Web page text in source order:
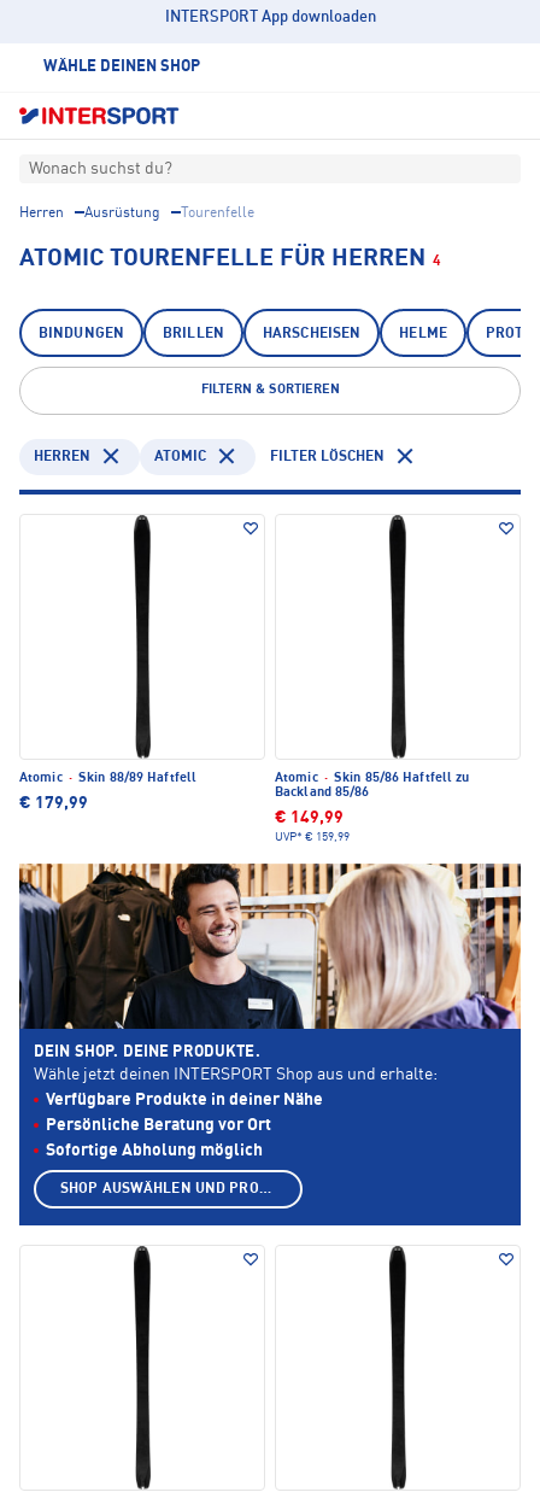
INTERSPORT App downloaden
WÄHLE DEINEN SHOP
Wonach suchst du?
Herren Ausrüstung Tourenfelle
ATOMIC TOURENFELLE FÜR HERREN 4
BINDUNGEN BRILLEN HARSCHEISEN HELME
FILTERN & SORTIEREN
HERREN ATOMIC FILTER LÖSCHEN
Atomic · Skin 88/89 Haftfell
€ 179,99
Atomic · Skin 85/86 Haftfell zu
Backland 85/86
€ 149,99
UVP* € 159,99
DEIN SHOP. DEINE PRODUKTE.
Wähle jetzt deinen INTERSPORT Shop aus und erhalte:
Verfügbare Produkte in deiner Nähe
Persönliche Beratung vor Ort
Sofortige Abholung möglich
SHOP AUSWÄHLEN UND PRODUKTE ANZEIGEN